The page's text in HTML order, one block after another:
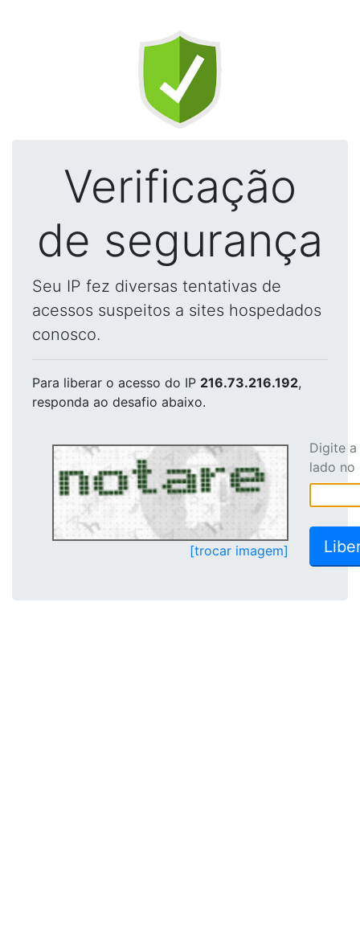
Verificação
de segurança
Seu IP fez diversas tentativas de
acessos suspeitos a sites hospedados
conosco.
Para liberar o acesso do IP 216.73.216.192,
responda ao desafio abaixo.
[trocar imagem]
Digite
lado no